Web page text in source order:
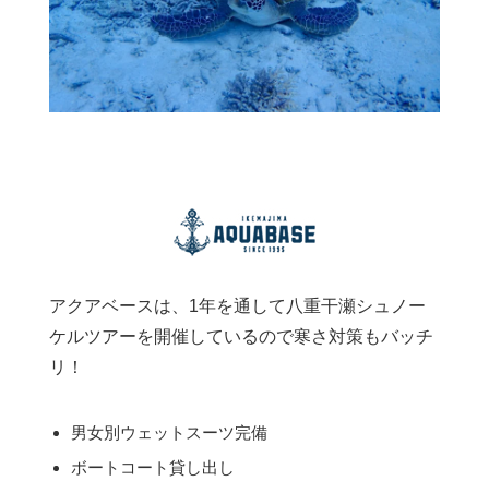
アクアベースは、1年を通して八重干瀬シュノー
ケルツアーを開催しているので寒さ対策もバッチ
リ！
男女別ウェットスーツ完備
ボートコート貸し出し